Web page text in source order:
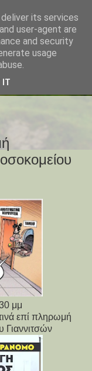
μμ
επί πληρωμή
Γιαννιτσών
its services
user-agent are
and security
usage
IT